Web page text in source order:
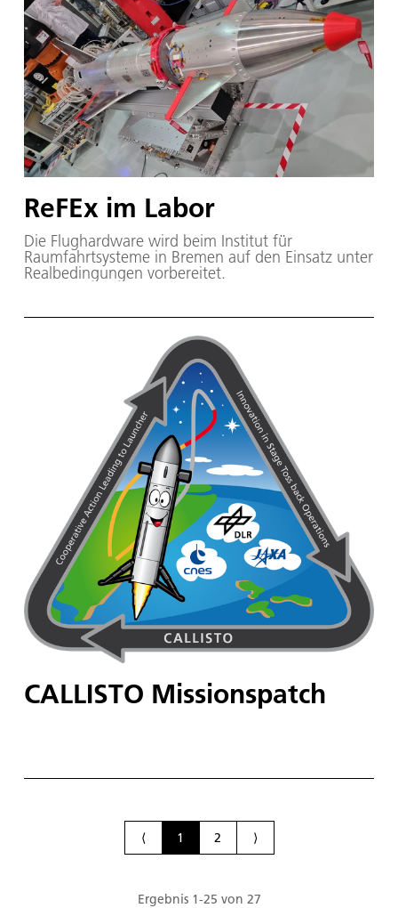
ReFEx im Labor
Die Flughardware wird beim Institut für
Raumfahrtsysteme in Bremen auf den Einsatz unter
Realbedingungen vorbereitet.
CALLISTO Missionspatch
⟨ 1 2 ⟩
Ergebnis 1-25 von 27